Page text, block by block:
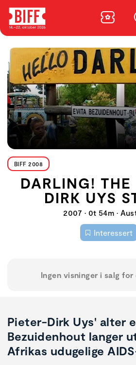
BIFF 2008
DARLING! THE
DIRK UYS
2007 • 0t 54m •
Interessert
Ingen visninger i salg
Pieter-Dirk Uys' alter
Bezuidenhout langer
Afrikas udugelige